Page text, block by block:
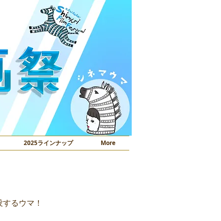
2025ラインナップ More
るウマ！